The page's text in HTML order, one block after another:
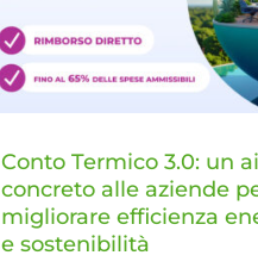
Conto Termico 3.0: un
concreto alle aziende
migliorare efficienza
e sostenibilità